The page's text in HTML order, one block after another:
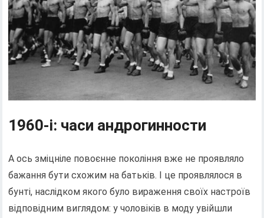
1960-і: часи андрогинности
А ось зміцніле повоєнне покоління вже не проявляло
бажання бути схожим на батьків. І це проявлялося в
бунті, наслідком якого було вираження своїх настроїв
відповідним виглядом: у чоловіків в моду увійшли